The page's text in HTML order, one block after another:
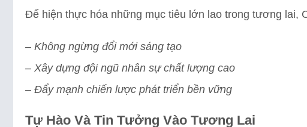
Để hiện thực hóa những mục tiêu lớn lao trong tương lai,
– Không ngừng đổi mới sáng tạo
– Xây dựng đội ngũ nhân sự chất lượng cao
– Đẩy mạnh chiến lược phát triển bền vững
Tự Hào Và Tin Tưởng Vào Tương Lai